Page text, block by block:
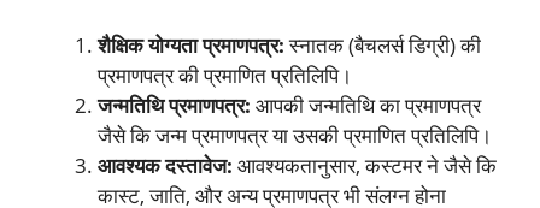
शैक्षिक योग्यता प्रमाणपत्र:स्नातक (बैचलर्स डिग्री) की
प्रमाणपत्र की प्रमाणित प्रतिलिपि।
जन्मतिथि प्रमाणपत्र: आपकी जन्मतिथि का प्रमाणपत्र
जैसे कि जन्म प्रमाणपत्र या उसकी प्रमाणित प्रतिलिपि।
आवश्यक दस्तावेज: आवश्यकतानुसार, कस्टमर ने जैसे कि
कास्ट, जाति, और अन्य प्रमाणपत्र भी संलग्न होना